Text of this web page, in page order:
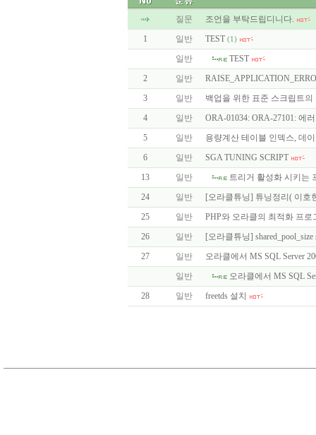
질문
조언을 부탁드립디니다.
1
일반 TEST (1)
일반
TEST
2
일반
3
일반
백업을 위한 표준 스크립트의
4
일반
ORA-01034: ORA-27101: 에
5
일반
용량계산 테이블 인덱스, 데
6
일반
SGA TUNING SCRIPT
13
일반
트리거 활성화 시키는
24
일반
[오라클튜닝] 튜닝정리( 이호
25
일반
PHP와 오라클의 최적화 프로
26
일반
[오라클튜닝]
27
일반
오라클에서 MS SQL Server
일반
오라클에서 MS SQL
28
일반 freetds 설치